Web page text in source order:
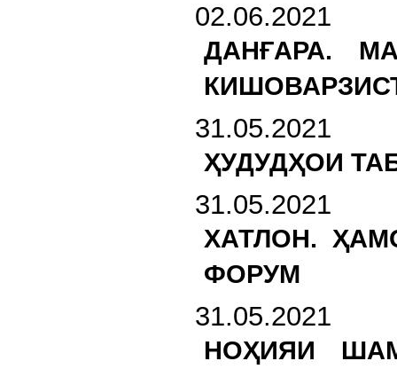
02.06.2021
ДАНҒАРА.
31.05.2021
ҲУДУДҲОИ
31.05.2021
ХАТЛОН.
ФОРУМ
31.05.2021
НОҲИЯИ